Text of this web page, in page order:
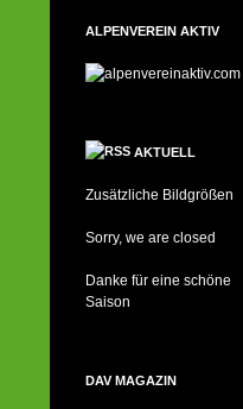
ALPENVEREIN AKTIV
AKTUELL
Zusätzliche Bildgrößen
Sorry, we are closed
Danke für eine schöne
Saison
DAV MAGAZIN